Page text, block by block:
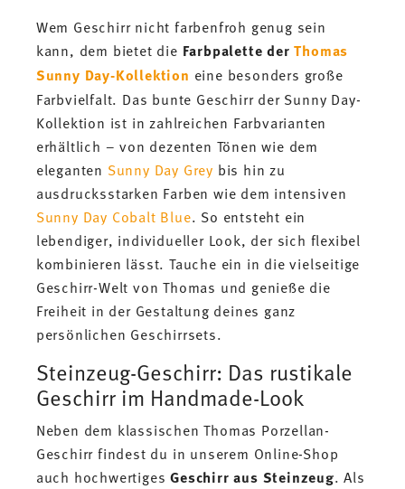
Wem Geschirr nicht farbenfroh genug sein
kann, dem bietet die Farbpalette derThomas
Sunny Day-Kollektion eine besonders große
Farbvielfalt. Das bunte Geschirr der Sunny Day-
Kollektion ist in zahlreichen Farbvarianten
erhältlich – von dezenten Tönen wie dem
eleganten Sunny Day Grey bis hin zu
ausdrucksstarken Farben wie dem intensiven
Sunny Day Cobalt Blue. So entsteht ein
lebendiger, individueller Look, der sich flexibel
kombinieren lässt. Tauche ein in die vielseitige
Geschirr-Welt von Thomas und genieße die
Freiheit in der Gestaltung deines ganz
persönlichen Geschirrsets.
Steinzeug-Geschirr: Das rustikale
Geschirr im Handmade-Look
Neben dem klassischen Thomas Porzellan-
Geschirr findest du in unserem Online-Shop
auch hochwertigesGeschirr aus Steinzeug. Als